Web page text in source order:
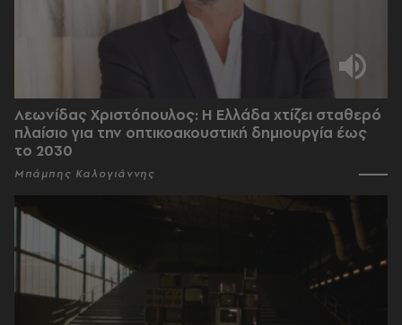
Λεωνίδας Χριστόπουλος: Η Ελλάδα χτίζει σταθερό
πλαίσιο για την οπτικοακουστική δημιουργία έως
το 2030
Μπάμπης Καλογιάννης